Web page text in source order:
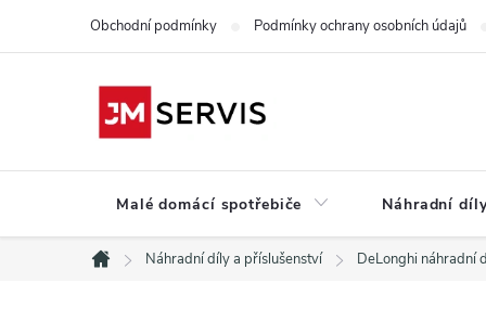
Obchodní podmínky Podmínky ochrany osobních údajů
Malé domácí spotřebiče Náhradní
Domů
Náhradní díly a příslušenství DeLonghi náhradní